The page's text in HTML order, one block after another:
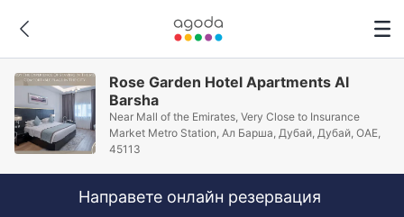
Rose Garden Hotel Apartments Al
Barsha
Near Mall of the Emirates, Very Close to Insurance
Market Metro Station, Ал Барша, Дубай, Дубай, ОАЕ,
45113
Направете онлайн резервация